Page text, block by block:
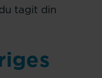
tagit din